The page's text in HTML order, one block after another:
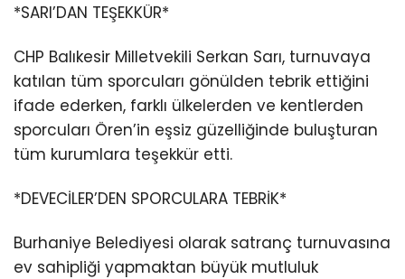
*SARI’DAN TEŞEKKÜR*
CHP Balıkesir Milletvekili Serkan Sarı, turnuvaya
katılan tüm sporcuları gönülden tebrik ettiğini
ifade ederken, farklı ülkelerden ve kentlerden
sporcuları Ören’in eşsiz güzelliğinde buluşturan
tüm kurumlara teşekkür etti.
*DEVECİLER’DEN SPORCULARA TEBRİK*
Burhaniye Belediyesi olarak satranç turnuvasına
ev sahipliği yapmaktan büyük mutluluk